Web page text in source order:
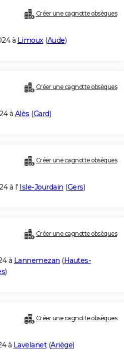
Créer une cagnotte obsèques
à Limoux(Aude)
Créer une cagnotte obsèques
à Alès (Gard)
Créer une cagnotte obsèques
à l' Isle-Jourdain (Gers)
Créer une cagnotte obsèques
à Lannemezan (Hautes-
)
Créer une cagnotte obsèques
à Lavelanet(Ariège)